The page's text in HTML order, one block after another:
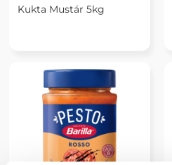
Kukta Mustár 5kg